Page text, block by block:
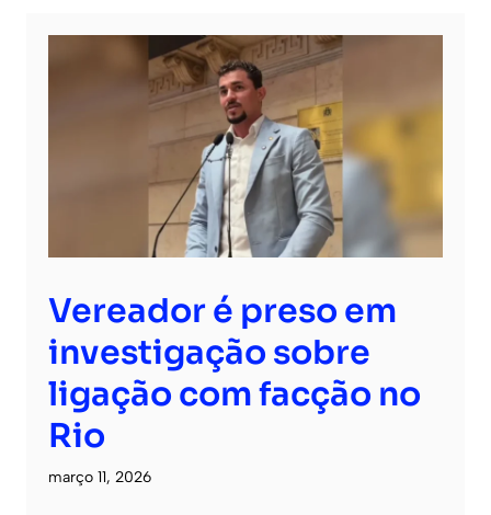
Vereador é preso em
investigação sobre
ligação com facção no
Rio
março 11, 2026